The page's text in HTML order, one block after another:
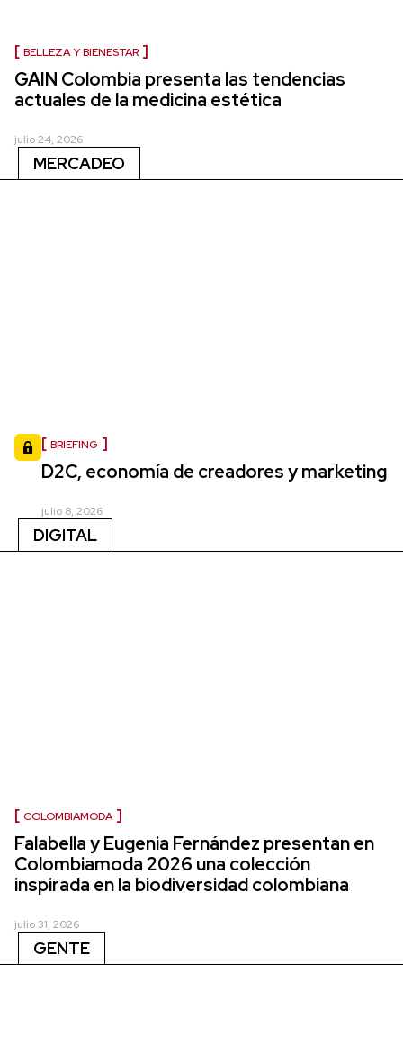
BELLEZA Y BIENESTAR
GAIN Colombia presenta las tendencias
actuales de la medicina estética
julio 24, 2026
MERCADEO
BRIEFING
D2C, economía de creadores y marketing
julio 8, 2026
DIGITAL
COLOMBIAMODA
Falabella y Eugenia Fernández presentan en
Colombiamoda 2026 una colección
inspirada en la biodiversidad colombiana
julio 31, 2026
GENTE